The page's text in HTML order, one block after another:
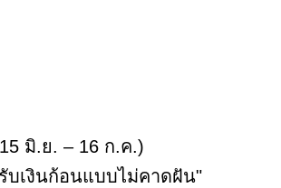
มิ.ย. – 16 ก.ค.)
เงินก้อนแบบไม่คาดฝัน"